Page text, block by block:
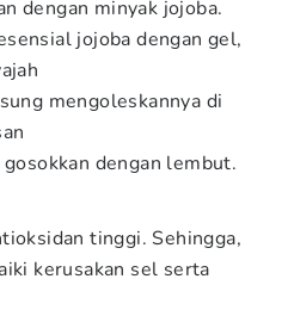
dengan minyak jojoba.
jojoba dengan gel,
mengoleskannya di
dengan lembut.
tinggi. Sehingga,
kerusakan sel serta